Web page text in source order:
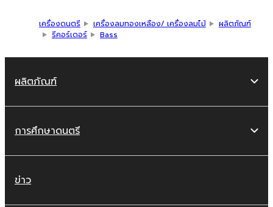
เครื่องดนตรี เครื่องลมทองเหลือง/ เครื่องลมไม้
ผลิตภัณฑ์
รีคอร์เดอร์
Bass
ผลิตภัณฑ์
การศึกษาดนตรี
ข่าว